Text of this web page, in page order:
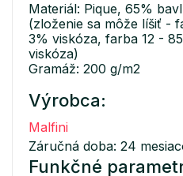
Materiál: Pique, 65%
(zloženie sa môže líšiť -
3% viskóza, farba 12 -
viskóza)
Gramáž: 200 g/m2
Výrobca:
Malfini
Záručná doba: 24
Funkčné